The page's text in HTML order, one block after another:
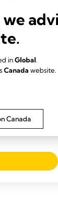
que vous
inGlobal.
Canada website.
Canada